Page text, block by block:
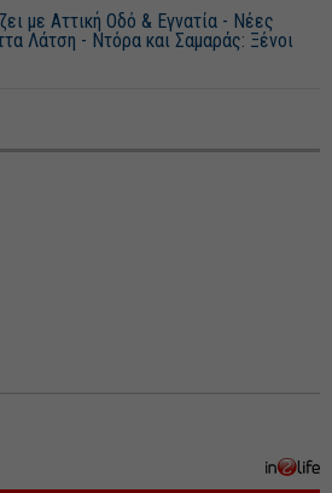
με Αττική Οδό & Εγνατία - Νέες
Λάτση - Ντόρα και Σαμαράς: Ξένοι